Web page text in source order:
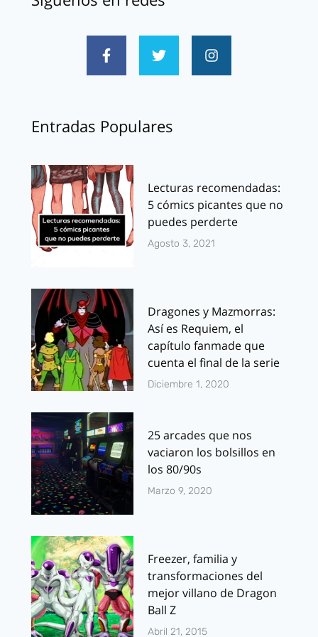
Entradas Populares
Lecturas recomendadas:
5 cómics picantes que no
puedes perderte
Agosto 3, 2021
Dragones y Mazmorras:
Así es Requiem, el
capítulo fanmade que
cuenta el final de la serie
Diciembre 1, 2020
25 arcades que nos
vaciaron los bolsillos en
los 80/90s
Marzo 9, 2020
Freezer, familia y
transformaciones del
mejor villano de Dragon
Ball Z
Abril 21, 2015